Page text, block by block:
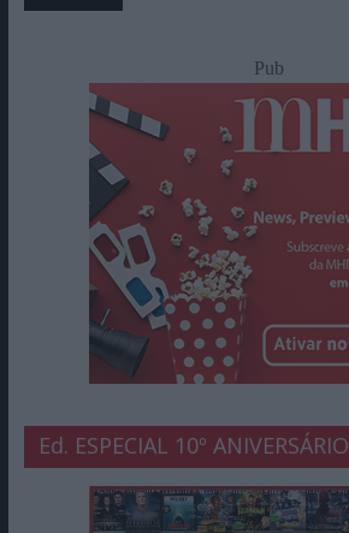
Pub
Ed. ESPECIAL 10º ANIVERSÁRIO